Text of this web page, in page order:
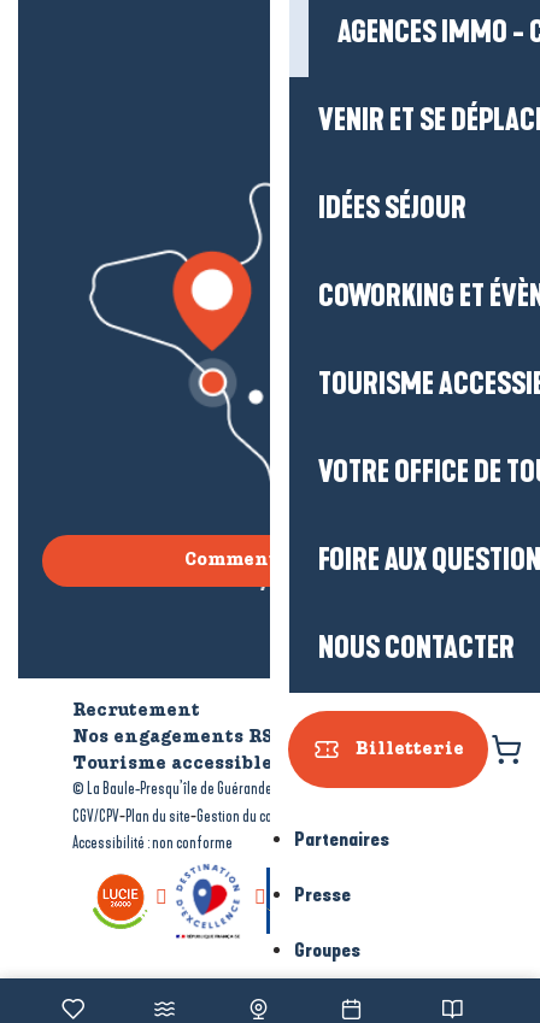
AGENCES IMMO -
VENIR ET SE
IDÉES SÉJOUR
COWORKING ET
TOURISME
VOTRE OFFICE DE
FOIRE AUX
NOUS CONTACTER
Billetterie
Partenaires
Presse
Groupes
Comment venir ?
Recrutement
Qui sommes-nous ?
Nos engagements RSE
Tourisme accessible
© La Baule-Presqu’île de Guérande tourisme-Mentions légales-
CGV/CPV-Plan du site-Gestion du consentement
Accessibilité : non conforme